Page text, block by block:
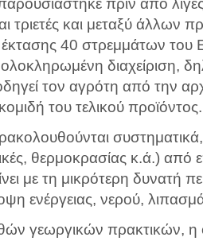
πριν από
τριετές και μεταξύ άλλων
έκτασης 40 στρεμμάτων
διαχείριση,
τον αγρότη από την
του τελικού προϊόντος.
θερμοκρασίας κ.ά.) από
με τη μικρότερη δυνατή
ενέργειας, νερού,
γεωργικών πρακτικών, η